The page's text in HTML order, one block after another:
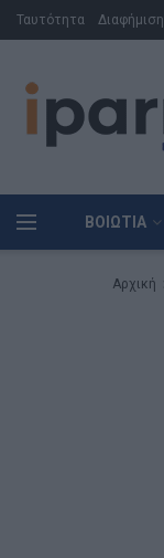
Ταυτότητα Διαφήμιση
ΒΟΙΩΤΊΑ
Αρχική